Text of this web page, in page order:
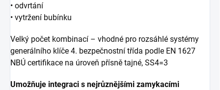
• odvrtání
• vytržení bubínku
Velký počet kombinací – vhodné pro rozsáhlé systémy
generálního klíče 4. bezpečnostní třída podle EN 1627
NBÚ certifikace na úroveň přísně tajné, SS4=3
Umožňuje integraci s nejrůznějšími zamykacími